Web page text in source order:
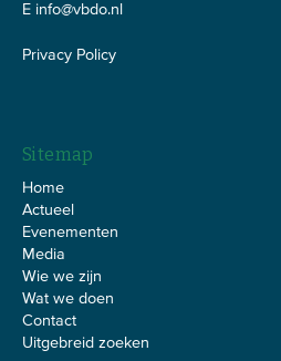
E info@vbdo.nl
Privacy Policy
Sitemap
Home
Actueel
Evenementen
Media
Wie we zijn
Wat we doen
Contact
Uitgebreid zoeken